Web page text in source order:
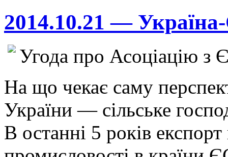
2014.10.21 —
Угода про Асоціацію з
На що чекає саму
України — сільське
В останні 5 років